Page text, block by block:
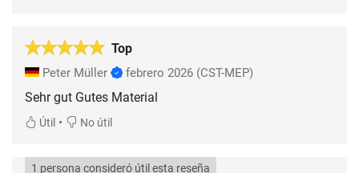
Top
Peter Müller febrero 2026 (CST-MEP)
Sehr gut Gutes Material
Útil • No útil
1 persona consideró útil esta reseña